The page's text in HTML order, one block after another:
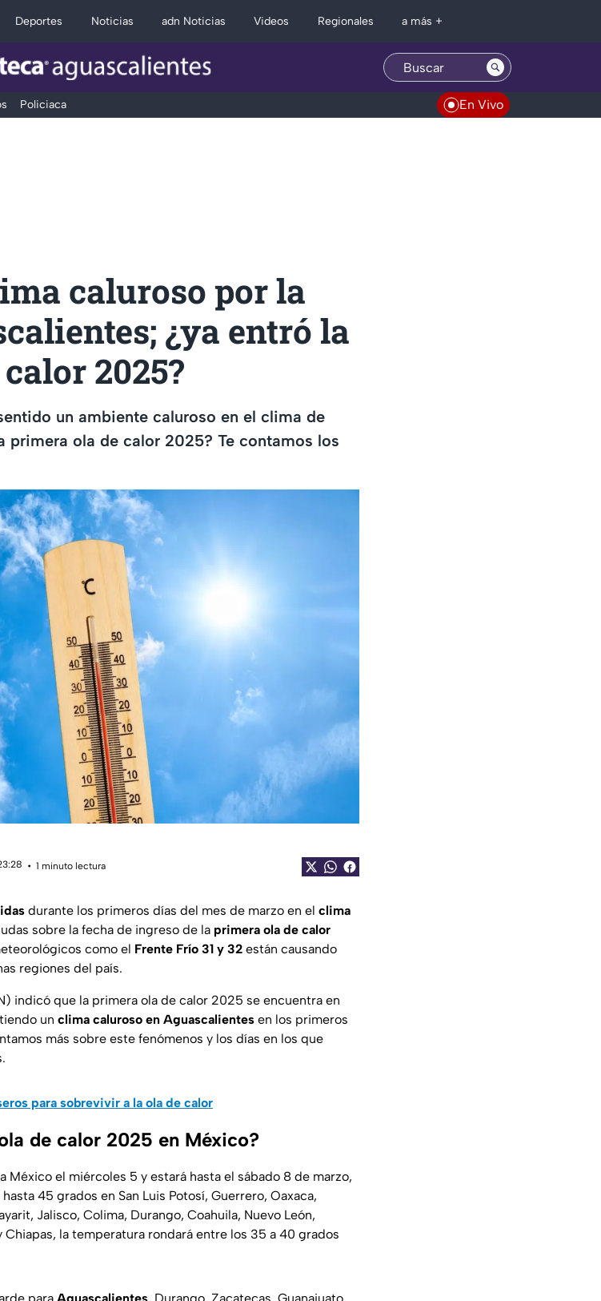
Deportes Noticias adn Noticias Videos Regionales a más +
Policiaca En Vivo
caluroso por la
¿ya entró la
2025?
un ambiente caluroso en el clima de
primera ola de calor 2025? Te contamos los
1 minuto lectura
durante los primeros días del mes de marzo en el clima
sobre la fecha de ingreso de la primera ola de calor
como el Frente Frío 31 y 32 están causando
regiones del país.
indicó que la primera ola de calor 2025 se encuentra en
un clima caluroso en Aguascalientes en los primeros
más sobre este fenómenos y los días en los que
para sobrevivir a la ola de calor
de calor 2025 en México?
México el miércoles 5 y estará hasta el sábado 8 de marzo,
45 grados en San Luis Potosí, Guerrero, Oaxaca,
Jalisco, Colima, Durango, Coahuila, Nuevo León,
la temperatura rondará entre los 35 a 40 grados